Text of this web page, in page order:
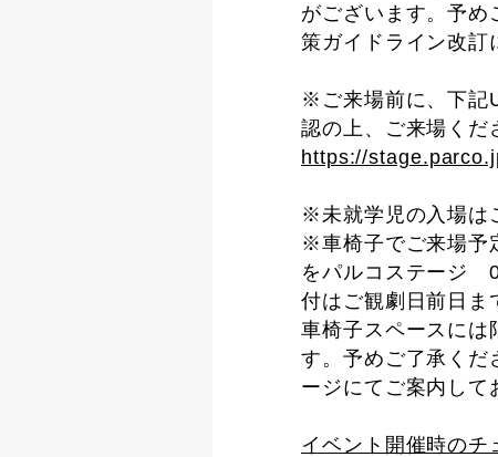
がございます。予
策ガイドライン改訂
※ご来場前に、下記
認の上、ご来場くだ
https://
※未就学児の入場は
※車椅子でご来場予
をパルコステージ
付はご観劇日前日ま
車椅子スペースには
す。予めご了承くだ
ージにてご案内して
イベント開催時のチ